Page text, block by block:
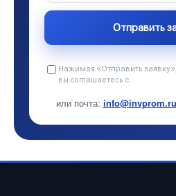
Нажимая «Отправить заявку»,
вы соглашаетесь с
или почта: info@invprom.ru